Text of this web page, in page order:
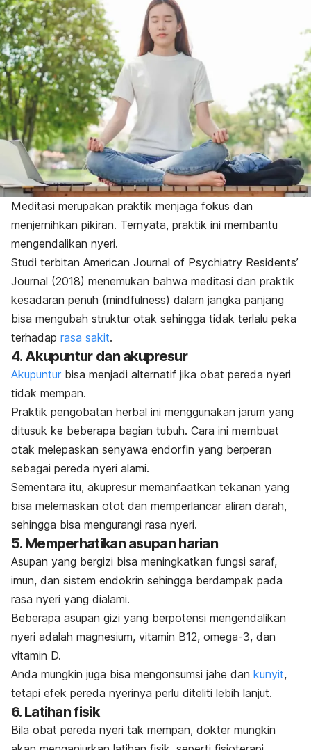
Meditasi merupakan praktik menjaga fokus dan
menjernihkan pikiran. Ternyata, praktik ini membantu
mengendalikan nyeri.
Studi terbitan American Journal of Psychiatry Residents’
Journal (2018) menemukan bahwa meditasi dan praktik
kesadaran penuh (mindfulness) dalam jangka panjang
bisa mengubah struktur otak sehingga tidak terlalu peka
terhadap rasa sakit.
4. Akupuntur dan akupresur
Akupuntur bisa menjadi alternatif jika obat pereda nyeri
tidak mempan.
Praktik pengobatan herbal ini menggunakan jarum yang
ditusuk ke beberapa bagian tubuh. Cara ini membuat
otak melepaskan senyawa endorfin yang berperan
sebagai pereda nyeri alami.
Sementara itu, akupresur memanfaatkan tekanan yang
bisa melemaskan otot dan memperlancar aliran darah,
sehingga bisa mengurangi rasa nyeri.
5. Memperhatikan asupan harian
Asupan yang bergizi bisa meningkatkan fungsi saraf,
imun, dan sistem endokrin sehingga berdampak pada
rasa nyeri yang dialami.
Beberapa asupan gizi yang berpotensi mengendalikan
nyeri adalah magnesium, vitamin B12, omega-3, dan
vitamin D.
Anda mungkin juga bisa mengonsumsi jahe dan kunyit,
tetapi efek pereda nyerinya perlu diteliti lebih lanjut.
6. Latihan fisik
Bila obat pereda nyeri tak mempan, dokter mungkin